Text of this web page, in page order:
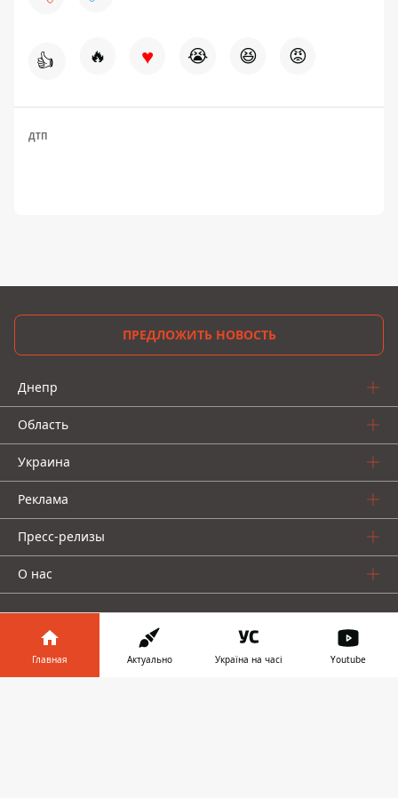
👍 🔥 ♥ 😭 😆 😡
ДТП
ПРЕДЛОЖИТЬ НОВОСТЬ
Днепр
Область
Украина
Реклама
Пресс-релизы
О нас
Главная Актуально Україна на часі Youtube